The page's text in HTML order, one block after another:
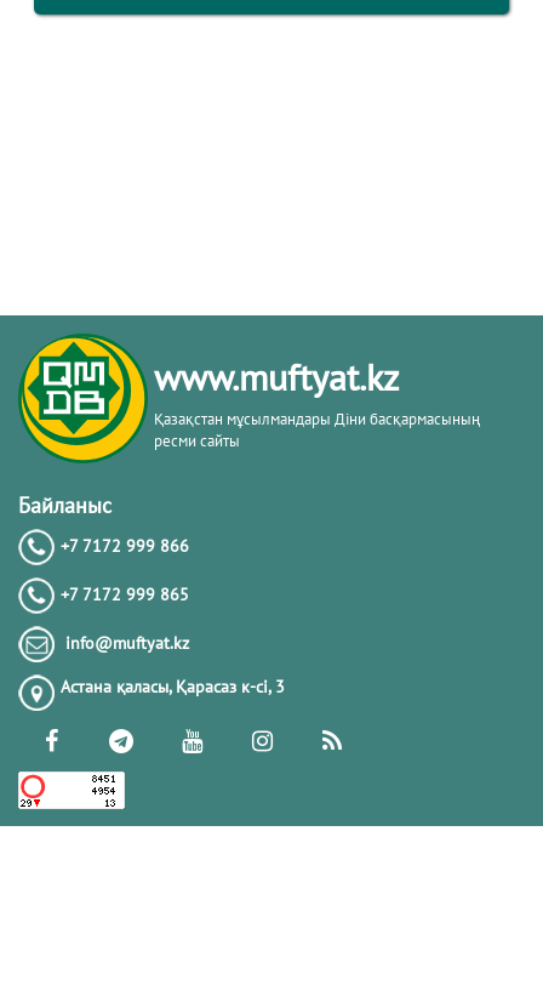
www.muftyat.kz
Қазақстан мұсылмандары Діни басқармасының
ресми сайты
Байланыс
+7 7172 999 866
+7 7172 999 865
info@muftyat.kz
Астана қаласы, Қарасаз к-сi, 3